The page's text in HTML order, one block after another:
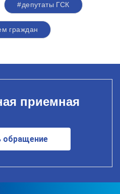
#депутаты ГСК
граждан
приемная
обращение